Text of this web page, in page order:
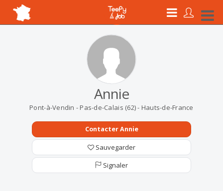
Annie
Pont-à-Vendin - Pas-de-Calais (62) - Hauts-de-France
Contacter Annie
Sauvegarder
Signaler